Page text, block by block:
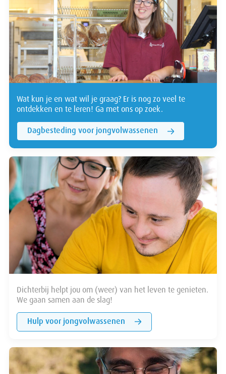
Wat kun je en wat wil je graag? Er is nog zo veel te
ontdekken en te leren! Ga met ons op zoek.
Dagbesteding voor jongvolwassenen
Dichterbij helpt jou om (weer) van het leven te genieten.
We gaan samen aan de slag!
Hulp voor jongvolwassenen